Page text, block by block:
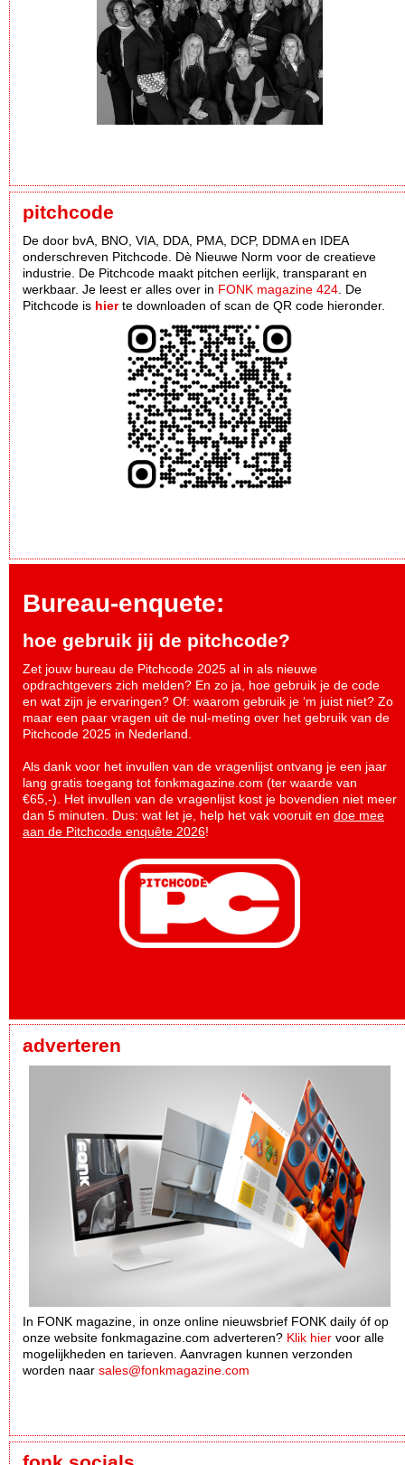
pitchcode
De door bvA, BNO, VIA, DDA, PMA, DCP, DDMA en IDEA
onderschreven Pitchcode. Dè Nieuwe Norm voor de creatieve
industrie. De Pitchcode maakt pitchen eerlijk, transparant en
werkbaar. Je leest er alles over in FONK magazine 424. De
Pitchcode is hierte downloaden of scan de QR code hieronder.
Bureau-enquete:
hoe gebruik jij de pitchcode?
Zet jouw bureau de Pitchcode 2025 al in als nieuwe
opdrachtgevers zich melden? En zo ja, hoe gebruik je de code
en wat zijn je ervaringen? Of: waarom gebruik je ‘m juist niet? Zo
maar een paar vragen uit de nul-meting over het gebruik van de
Pitchcode 2025 in Nederland.
Als dank voor het invullen van de vragenlijst ontvang je een jaar
lang gratis toegang tot fonkmagazine.com (ter waarde van
€65,-). Het invullen van de vragenlijst kost je bovendien niet meer
dan 5 minuten. Dus: wat let je, help het vak vooruit en doe mee
aan de Pitchcode enquête 2026!
adverteren
In FONK magazine, in onze online nieuwsbrief FONK daily óf op
onze website fonkmagazine.com adverteren? Klik hier voor alle
mogelijkheden en tarieven. Aanvragen kunnen verzonden
worden naar sales@fonkmagazine.com